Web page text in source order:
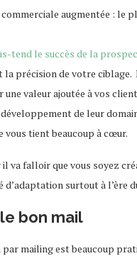
tend le succès de la
précision de votre ciblage.
valeur ajoutée à vos
de leur
tient beaucoup à cœur.
va falloir que vous soyez
d’adaptation surtout à l’ère
bon mail
mailing est beaucoup